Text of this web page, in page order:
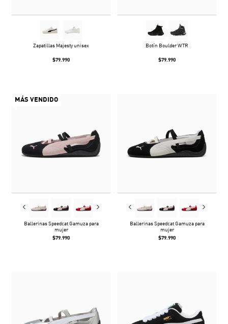
Zapatillas Majesty unisex
$79.990
Botín Boulder WTR
$79.990
MÁS VENDIDO
Ballerinas Speedcat Gamuza para
mujer
$79.990
Ballerinas Speedcat Gamuza para
mujer
$79.990